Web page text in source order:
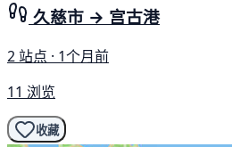
久慈市 → 宫古港
2 站点 · 1个月前
11 浏览
收藏